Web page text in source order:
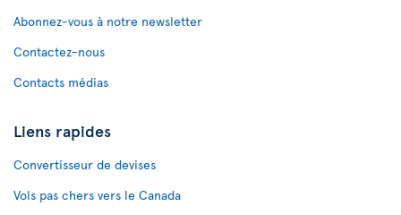
Abonnez-vous à notre newsletter
Contactez-nous
Contacts médias
Liens rapides
Convertisseur de devises
Vols pas chers vers le Canada